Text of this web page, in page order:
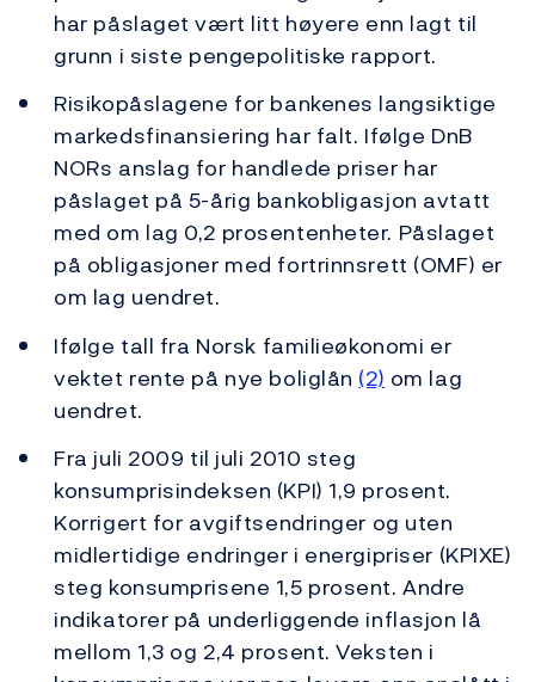
har påslaget vært litt høyere enn lagt til
grunn i siste pengepolitiske rapport.
Risikopåslagene for bankenes langsiktige
markedsfinansiering har falt. Ifølge DnB
NORs anslag for handlede priser har
påslaget på 5-årig bankobligasjon avtatt
med om lag 0,2 prosentenheter. Påslaget
på obligasjoner med fortrinnsrett (OMF) er
om lag uendret.
Ifølge tall fra Norsk familieøkonomi er
vektet rente på nye boliglån (2) om lag
uendret.
Fra juli 2009 til juli 2010 steg
konsumprisindeksen (KPI) 1,9 prosent.
Korrigert for avgiftsendringer og uten
midlertidige endringer i energipriser (KPIXE)
steg konsumprisene 1,5 prosent. Andre
indikatorer på underliggende inflasjon lå
mellom 1,3 og 2,4 prosent. Veksten i